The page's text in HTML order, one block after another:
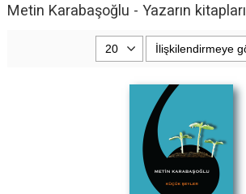
Metin Karabaşoğlu - Yazarın kitapları